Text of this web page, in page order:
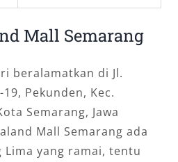
Mall Semarang
beralamatkan di Jl.
Pekunden, Kec.
Semarang, Jawa
Mall Semarang ada
Lima yang ramai, tentu